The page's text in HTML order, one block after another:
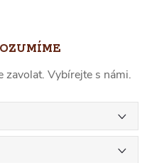
zavolat. Vybírejte s námi.